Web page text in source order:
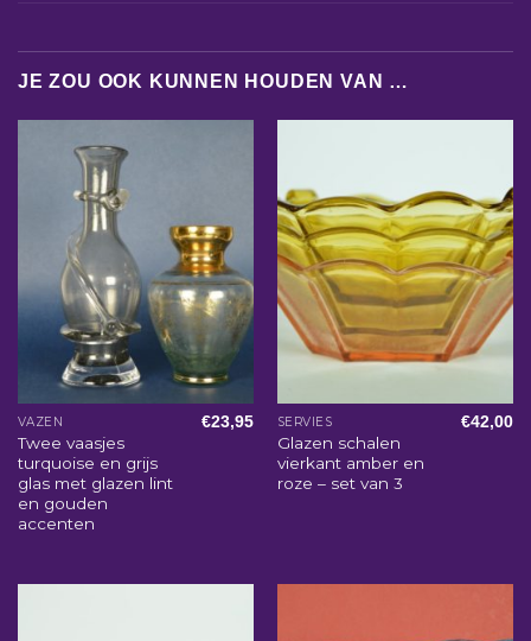
JE ZOU OOK KUNNEN HOUDEN VAN …
VAZEN
Twee vaasjes
turquoise en grijs
glas met glazen lint
en gouden
accenten
€23,95 SERVIES
Glazen schalen
vierkant amber en
roze – set van 3
€42,00